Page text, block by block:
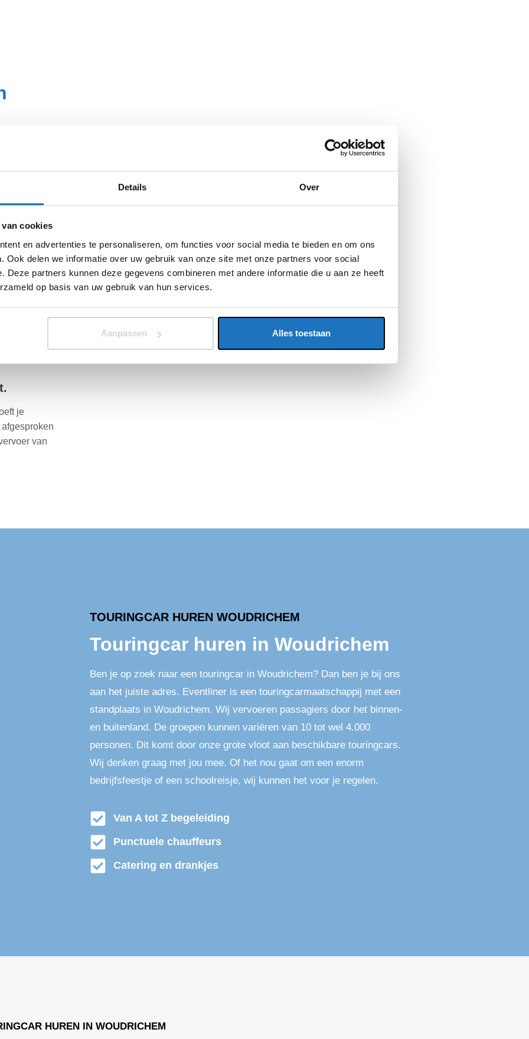
Details Over
cookies
en advertenties te personaliseren, om functies voor social media te bieden en om ons
Ook delen we informatie over uw gebruik van onze site met onze partners voor social
Deze partners kunnen deze gegevens combineren met andere informatie die u aan ze heeft
op basis van uw gebruik van hun services.
Aanpassen Alles toestaan
zo
namelijk
die
aan de
manier
de
met jou
je
van
TOURINGCAR HUREN WOUDRICHEM
Touringcar huren in Woudrichem
Ben je op zoek naar een touringcar in Woudrichem? Dan ben je bij ons
aan het juiste adres. Eventliner is een touringcarmaatschappij met een
standplaats in Woudrichem. Wij vervoeren passagiers door het binnen-
en buitenland. De groepen kunnen variëren van 10 tot wel 4.000
personen. Dit komt door onze grote vloot aan beschikbare touringcars.
Wij denken graag met jou mee. Of het nou gaat om een enorm
bedrijfsfeestje of een schoolreisje, wij kunnen het voor je regelen.
Van A tot Z begeleiding
Punctuele chauffeurs
Catering en drankjes
HUREN IN WOUDRICHEM